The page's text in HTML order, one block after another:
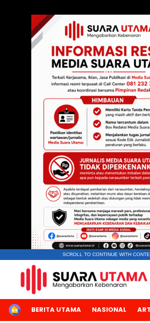
SCROLL TO CONTINUE WITH
HOMEBERITA UTAMA NASIONAL